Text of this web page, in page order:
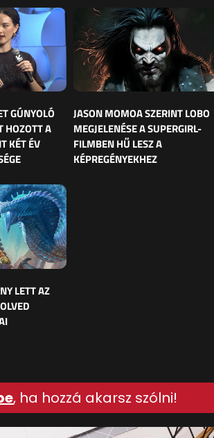
GÚNYOLÓ
HOZOTT A
KÉT ÉV
JASON MOMOA SZERINT LOBO
MEGJELENÉSE A SUPERGIRL-
FILMBEN HŰ LESZ A
KÉPREGÉNYEKHEZ
LETT AZ
, ha hozzá akarsz szólni!